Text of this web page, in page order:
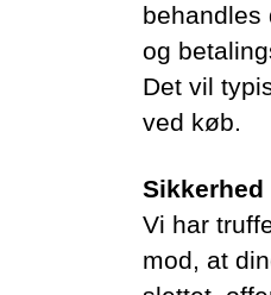
behandles
og
Det vil
ved køb.
Sikkerhed
Vi har
mod, at